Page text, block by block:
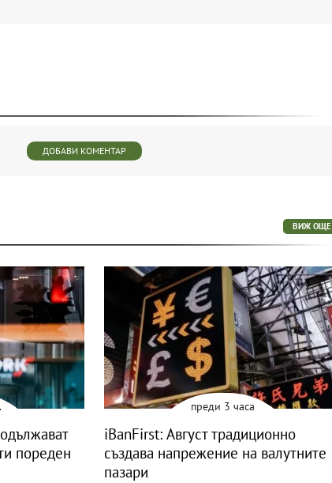
ДОБАВИ КОМЕНТАР
ВИЖ ОЩЕ
пореден
преди 3 часа
iBanFirst: Август традиционно
създава напрежение на валутните
пазари